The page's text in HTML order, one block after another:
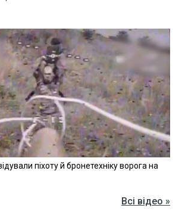
піхоту й бронетехніку ворога на
Всі відео »